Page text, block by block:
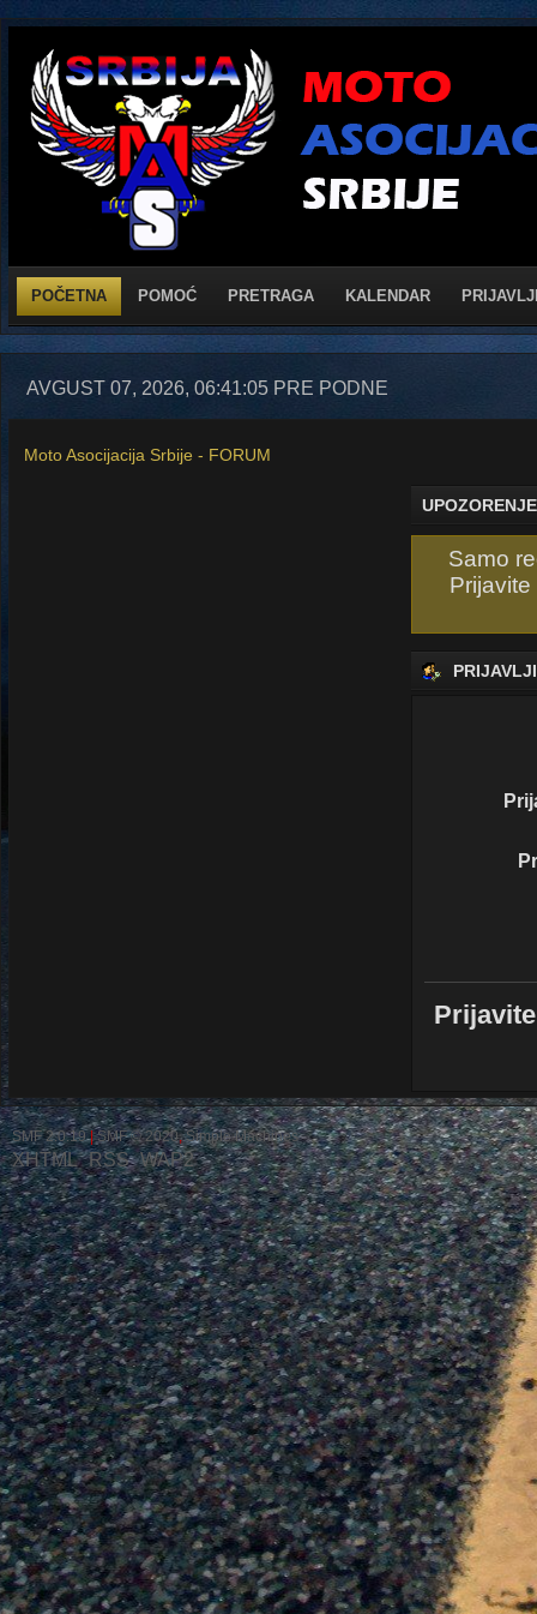
POČETNA POMOĆ PRETRAGA KALENDAR
AVGUST 07, 2026, 06:41:05 PRE PODNE
Moto Asocijacija Srbije - FORUM
Samo
SMF 2.0.19|SMF © 2020,Simple Machines
XHTML RSS WAP2